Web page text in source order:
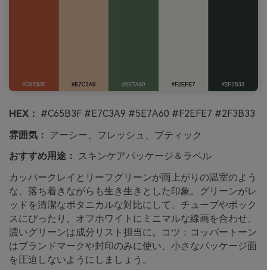
HEX： #C65B3F #E7C3A9 #5E7A60 #F2EFE7 #2F3B33
雰囲気： アーシー、フレッシュ、ブティック
おすすめ用途： スキンケアパッケージ＆ラベル
カッパークレイとリーフグリーンが雨上がりの温室のよう
な、落ち着きながらも生き生きとした印象。グリーンがレ
ッドを清潔なボタニカルな対比にして、チューブやボック
スにぴったり。オフホワイトにミニマルな線画を合わせ、
濃いグリーンは成分リスト担当に。コツ：コッパートーン
はブランドマークや封印のみに使い、小さなパッケージ面
を圧迫しないようにしましょう。